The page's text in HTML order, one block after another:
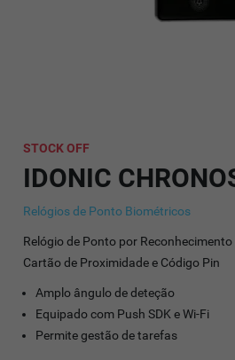
STOCK OFF
IDONIC
Relógios de Ponto Biométricos
Relógio de Ponto por
Cartão de Proximidade e Código Pin
Amplo ângulo de deteção
Equipado com Push SDK e Wi-Fi
Permite gestão de tarefas